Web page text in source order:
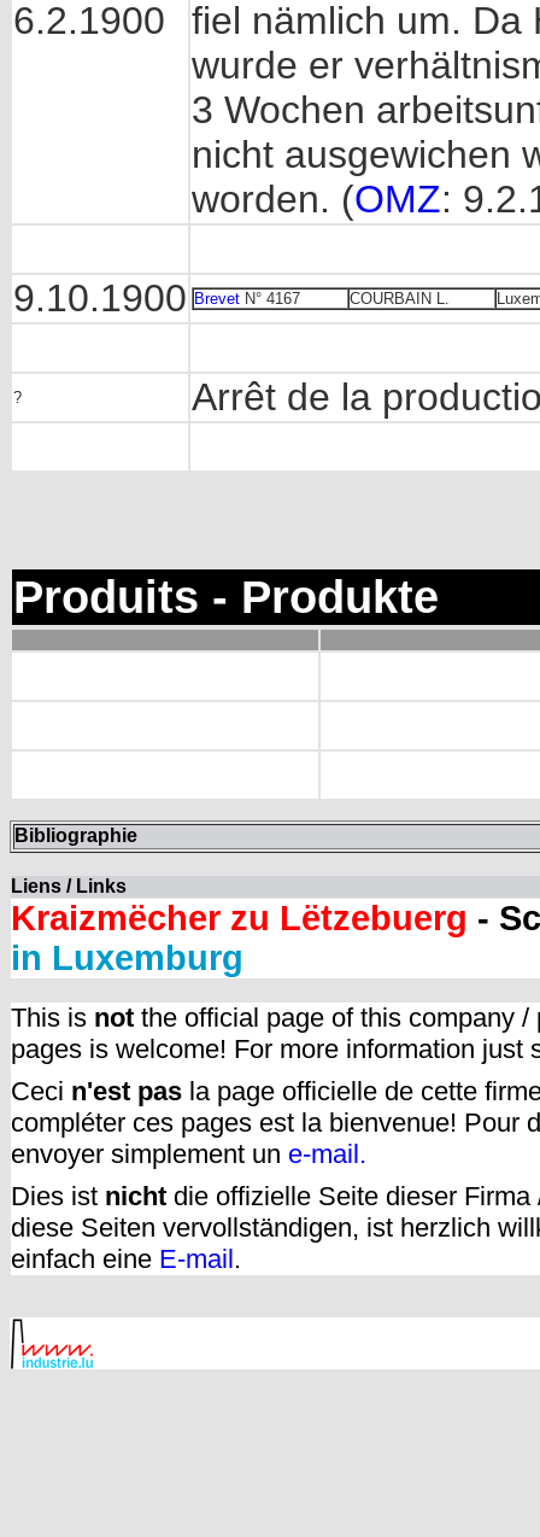
6.2.1900
fiel nämlich um. Da
wurde er
3 Wochen
nicht ausgewichen
worden. (OMZ:
9.10.1900 Brevet N° 4167 COURBAIN L.
? Arrêt de la
Produits - Produkte
Bibliographie
Liens / Links
Kraizmëcher zu Lëtzebuerg -
in Luxemburg
This is not the official page of this company
pages is welcome! For more information just
Ceci n'est pas la page officielle de cette
compléter ces pages est la bienvenue! Pour
envoyer simplement un e-mail.
Dies ist nicht die offizielle Seite dieser
diese Seiten vervollständigen, ist herzlich
einfach eine E-mail.